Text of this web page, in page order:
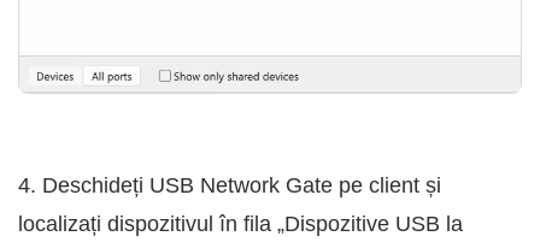
4. Deschideți USB Network Gate pe client și
localizați dispozitivul în fila „Dispozitive USB la